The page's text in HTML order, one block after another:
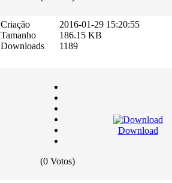
Criação
Tamanho
Downloads
2016-01-29 15:20:55
186.15 KB
1189
(0 Votos)
Download